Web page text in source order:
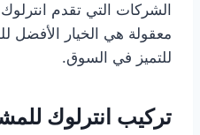
الشركات التي تقدم
معقولة هي الخيار الأفضل
للتميز في السوق.
تركيب انترلوك